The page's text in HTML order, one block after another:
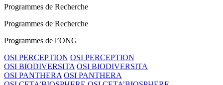
Programmes de Recherche
Programmes de Recherche
Programmes de l’ONG
OSI PERCEPTION OSI PERCEPTION
OSI BIODIVERSITA OSI BIODIVERSITA
OSI PANTHERA OSI PANTHERA